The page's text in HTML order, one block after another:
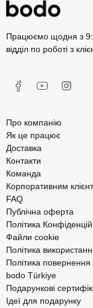
Працюємо щодня з
відділ по роботі з
Про компанію
Як це працює
Доставка
Контакти
Команда
Корпоративним
FAQ
Публічна оферта
Політика
Файли cookie
Політика
Політика повернення
bodo Türkiye
Подарункові
Ідеї для подарунку